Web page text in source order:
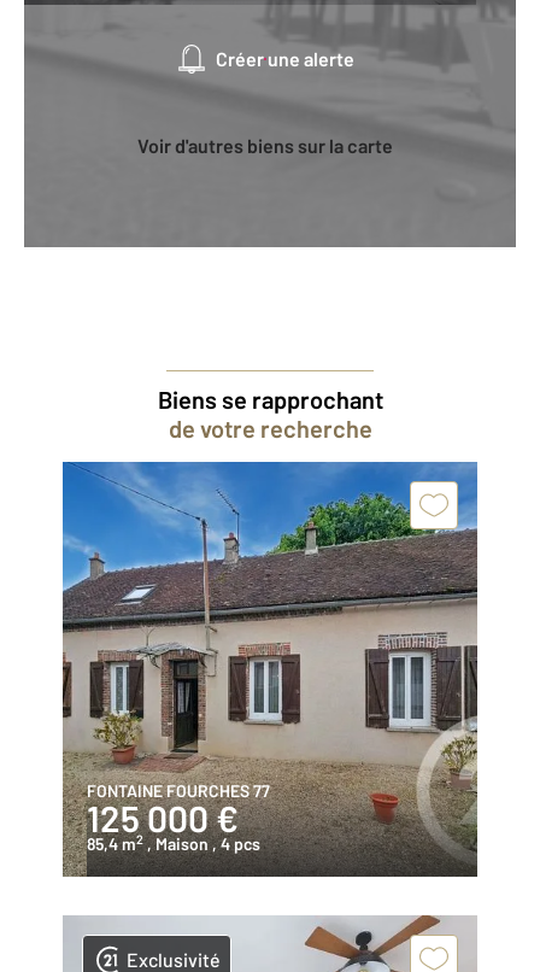
Créer une alerte
Voir d'autres biens sur la carte
Biens se rapprochant
de votre recherche
FONTAINE FOURCHES 77
125 000 €
85,4 m2 , Maison , 4 pcs
Exclusivité